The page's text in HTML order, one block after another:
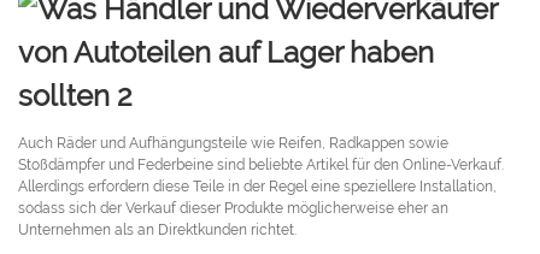
Auch Räder und Aufhängungsteile wie Reifen, Radkappen sowie
Stoßdämpfer und Federbeine sind beliebte Artikel für den Online-Verkauf.
Allerdings erfordern diese Teile in der Regel eine speziellere Installation,
sodass sich der Verkauf dieser Produkte möglicherweise eher an
Unternehmen als an Direktkunden richtet.